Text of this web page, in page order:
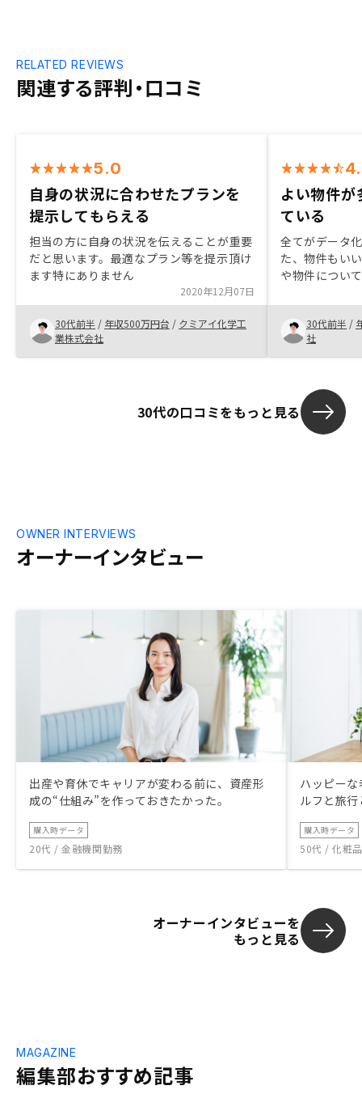
関連する評判・口コミ
RELATED REVIEWS
5.0
自身の状況に合わせたプランを
提示してもらえる
担当の方に自身の状況を伝えることが重要
だと思います。最適なプラン等を提示頂け
ます特にありません
2020年12月07日
30代前半 / 年収500万円台 / クミアイ化学工
業株式会社
よい物件
ている
全てがデータ
た、物件もい
や物件につい
で提案できる
かった。また
く分業化され
物件について
30代前半 /
社
30代の口コミをもっと見る
オーナーインタビュー
OWNER INTERVIEWS
出産や育休でキャリアが変わる前に、資産形
成の“仕組み”を作っておきたかった。
購入時データ
20代 / 金融機関勤務
ハッピー
ルフと旅
購入時データ
50代 / 化粧
オーナーインタビューを
もっと見る
編集部おすすめ記事
MAGAZINE